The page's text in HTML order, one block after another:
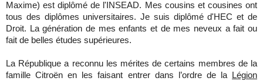
Maxime) est diplômé de l'INSEAD. Mes cousins et cousines ont
tous des diplômes universitaires. Je suis diplômé d'HEC et de
Droit. La génération de mes enfants et de mes neveux a fait ou
fait de belles études supérieures.
La République a reconnu les mérites de certains membres de la
famille Citroën en les faisant entrer dans l’ordre de la Légion